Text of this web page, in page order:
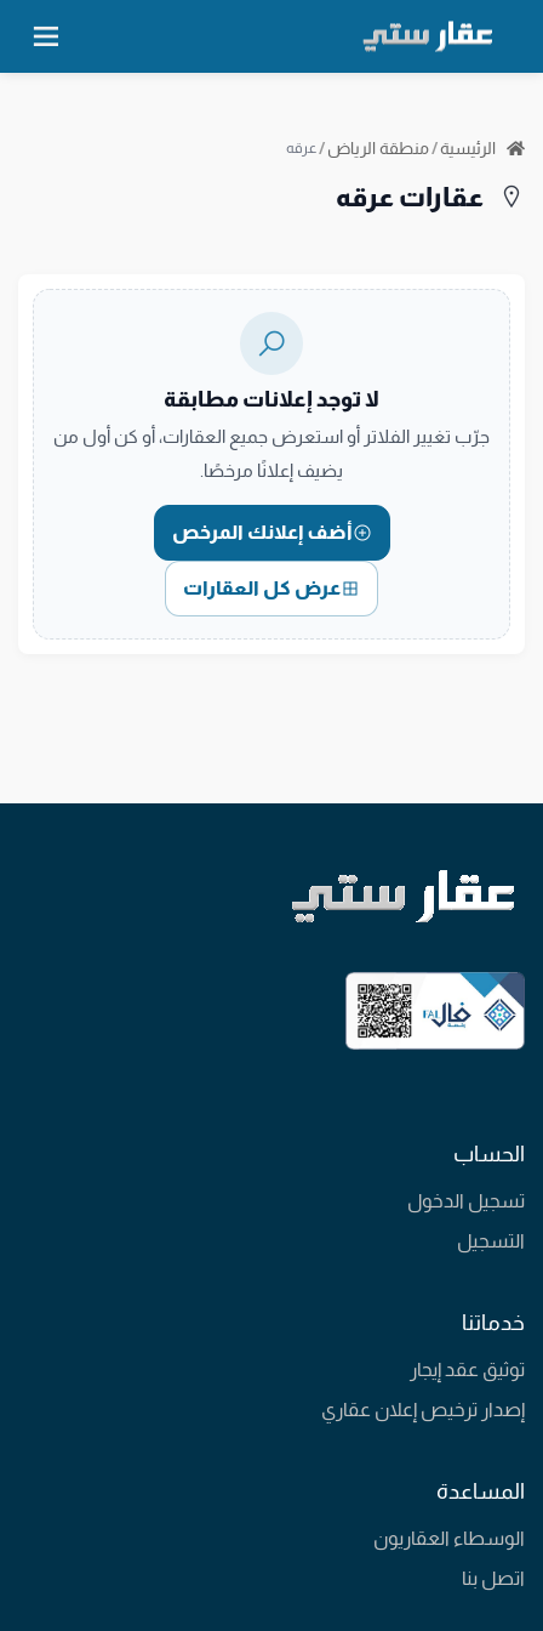
الرئيسية/منطقة الرياض/ عرقه
عقارات عرقه
لا توجد إعلانات مطابقة
جرّب تغيير الفلاتر أو استعرض جميع العقارات، أو كن أول من
يضيف إعلانًا مرخصًا.
أضف إعلانك المرخص
عرض كل العقارات
الحساب
تسجيل الدخول
التسجيل
خدماتنا
توثيق عقد إيجار
إصدار ترخيص إعلان عقاري
المساعدة
الوسطاء العقاريون
اتصل بنا